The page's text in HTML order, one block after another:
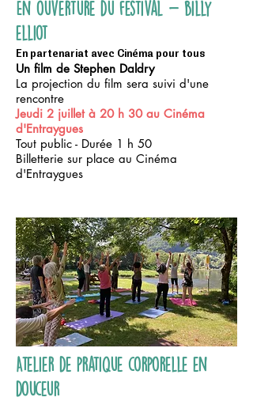
En ouverture du festival - billy
elliot
En partenariat avec Cinéma pour tous
Un film de Stephen Daldry
La projection du film sera suivi d'une
rencontre
Jeudi 2 juillet à 20 h 30 au Cinéma
d'Entraygues
Tout public - Durée 1 h 50
Billetterie sur place au Cinéma
d'Entraygues
Atelier de pratique corporelle en
douceur